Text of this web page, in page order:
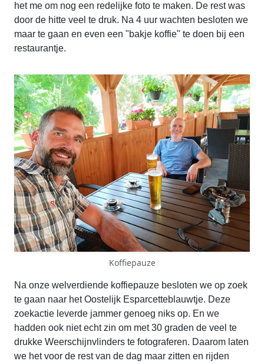
het me om nog een redelijke foto te maken. De rest was
door de hitte veel te druk. Na 4 uur wachten besloten we
maar te gaan en even een "bakje koffie" te doen bij een
restaurantje.
Koffiepauze
Na onze welverdiende koffiepauze besloten we op zoek
te gaan naar het Oostelijk Esparcetteblauwtje. Deze
zoekactie leverde jammer genoeg niks op. En we
hadden ook niet echt zin om met 30 graden de veel te
drukke Weerschijnvlinders te fotograferen. Daarom laten
we het voor de rest van de dag maar zitten en rijden